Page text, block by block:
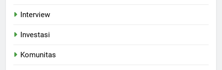
Interview
Investasi
Komunitas